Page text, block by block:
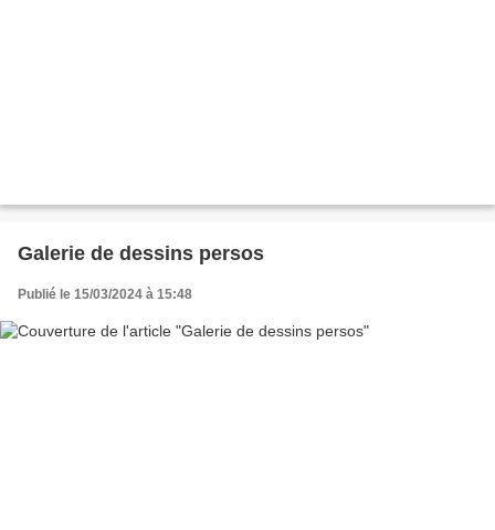
Galerie de dessins persos
Publié le 15/03/2024 à 15:48